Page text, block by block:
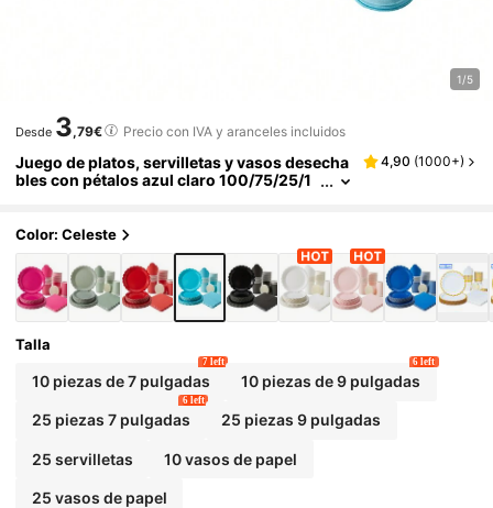
1/5
Desde 3,79€ Precio con IVA y aranceles incluidos
Juego de platos, servilletas y vasos desecha
bles con pétalos azul claro 100/75/25/1
decuado para 25 invitados, platos de papel d
esechables, vajilla para fiestas, adecuada pa
ra cumpleaños, bodas, fiestas familiares y pi
cnics
4,90 (1000+)
Color: Celeste
Talla
10 piezas de 7 pulgadas
7 left
10 piezas de 9 pulgadas
6 left
25 piezas 7 pulgadas
6 left
25 piezas 9 pulgadas
25 servilletas 10 vasos de papel
25 vasos de papel